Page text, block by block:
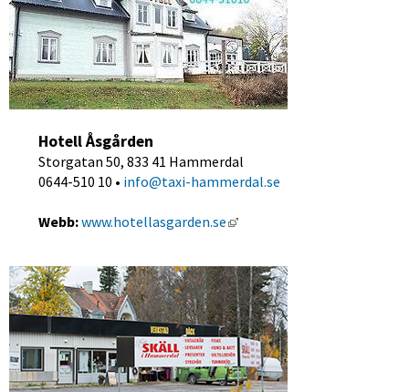
Hotell Åsgården
Storgatan 50, 833 41 Hammerdal
0644-510 10 • info@taxi-hammerdal.se
Webb:www.hotellasgarden.se Länk till annan